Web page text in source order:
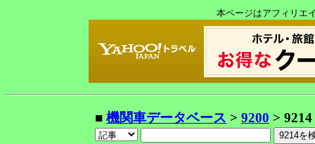
本ページはアフィリエ
■ 機関車データベース > 9200 > 9214